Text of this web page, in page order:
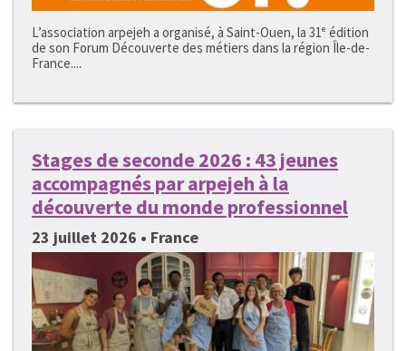
L’association arpejeh a organisé, à Saint-Ouen, la 31ᵉ édition
de son Forum Découverte des métiers dans la région Île-de-
France....
Stages de seconde 2026 : 43 jeunes
accompagnés par arpejeh à la
découverte du monde professionnel
23 juillet 2026 • France